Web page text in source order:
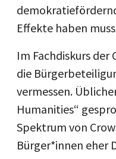
Effekte haben
Im Fachdiskurs der
die
vermessen.
Humanities“
Spektrum von
Bürger*innen eher